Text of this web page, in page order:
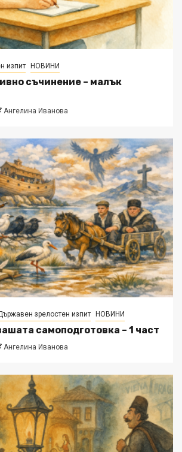
изпит НОВИНИ
съчинение – малък
Ангелина Иванова
зрелостен изпит НОВИНИ
самоподготовка – 1 част
Ангелина Иванова